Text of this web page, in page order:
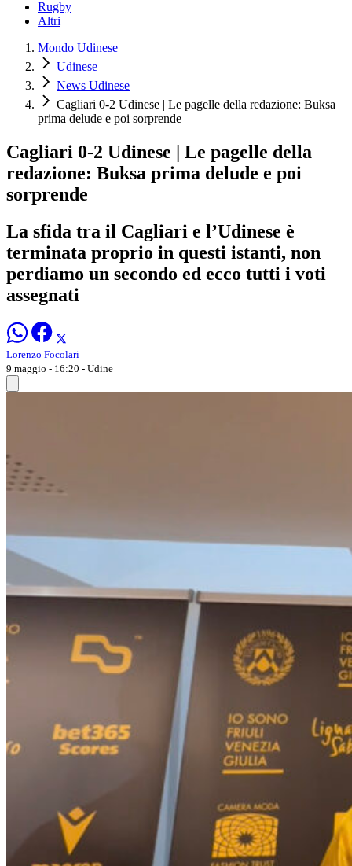
Rugby
Altri
Mondo Udinese
Udinese
News Udinese
Cagliari 0-2 Udinese | Le pagelle della redazione: Buksa
prima delude e poi sorprende
Cagliari 0-2 Udinese | Le pagelle della
redazione: Buksa prima delude e poi
sorprende
La sfida tra il Cagliari e l’Udinese è
terminata proprio in questi istanti, non
perdiamo un secondo ed ecco tutti i voti
assegnati
Lorenzo Focolari
9 maggio - 16:20 - Udine